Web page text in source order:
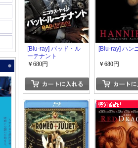
[Blu-ray] バッド・ル
ーテナント
￥680円
[Blu-ray] ハン
￥680円